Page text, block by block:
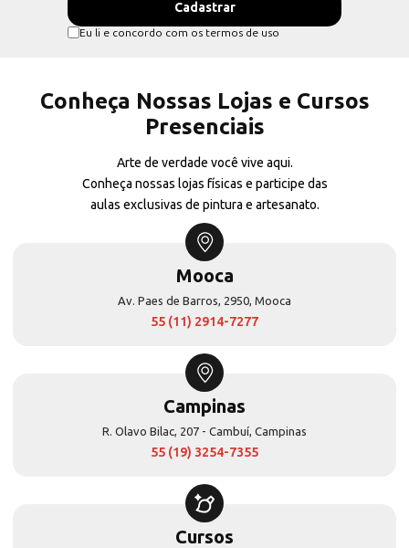
Eu li e concordo com os termos de uso
Conheça Nossas Lojas e Cursos
Presenciais
Arte de verdade você vive aqui.
Conheça nossas lojas físicas e participe das
aulas exclusivas de pintura e artesanato.
Mooca
Av. Paes de Barros, 2950, Mooca
55 (11) 2914-7277
Campinas
R. Olavo Bilac, 207 - Cambuí, Campinas
55 (19) 3254-7355
Cursos